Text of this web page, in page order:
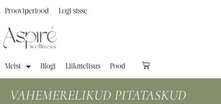
Meist Blogi Liikmelisus Pood
Prooviperiood Logi sisse
VAHEMERELIKUD PITATASKUD